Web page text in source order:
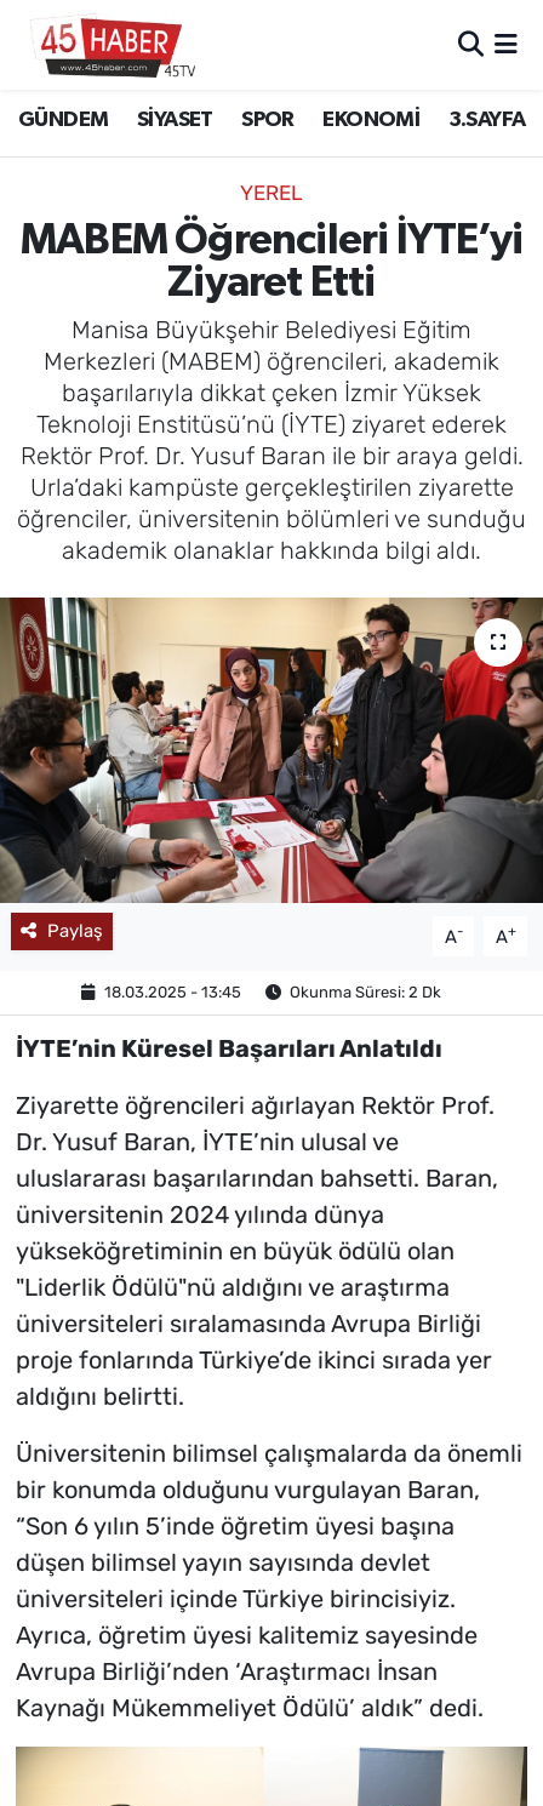
GÜNDEM SİYASET SPOR EKONOMİ 3.SAYFA
YEREL
MABEM Öğrencileri İYTE’yi
Ziyaret Etti
Manisa Büyükşehir Belediyesi Eğitim
Merkezleri (MABEM) öğrencileri, akademik
başarılarıyla dikkat çeken İzmir Yüksek
Teknoloji Enstitüsü’nü (İYTE) ziyaret ederek
Rektör Prof. Dr. Yusuf Baran ile bir araya geldi.
Urla’daki kampüste gerçekleştirilen ziyarette
öğrenciler, üniversitenin bölümleri ve sunduğu
akademik olanaklar hakkında bilgi aldı.
Paylaş A- A+
18.03.2025 - 13:45 Okunma Süresi: 2 Dk
İYTE’nin Küresel Başarıları Anlatıldı
Ziyarette öğrencileri ağırlayan Rektör Prof.
Dr. Yusuf Baran, İYTE’nin ulusal ve
uluslararası başarılarından bahsetti. Baran,
üniversitenin 2024 yılında dünya
yükseköğretiminin en büyük ödülü olan
"Liderlik Ödülü"nü aldığını ve araştırma
üniversiteleri sıralamasında Avrupa Birliği
proje fonlarında Türkiye’de ikinci sırada yer
aldığını belirtti.
Üniversitenin bilimsel çalışmalarda da önemli
bir konumda olduğunu vurgulayan Baran,
“Son 6 yılın 5’inde öğretim üyesi başına
düşen bilimsel yayın sayısında devlet
üniversiteleri içinde Türkiye birincisiyiz.
Ayrıca, öğretim üyesi kalitemiz sayesinde
Avrupa Birliği’nden ‘Araştırmacı İnsan
Kaynağı Mükemmeliyet Ödülü’ aldık” dedi.
SİYASET
3.SAYFA
EĞİTİM
SAĞLIK
YAŞAM
Manisa Hava Durumu
Manisa Namaz Vakitleri
Manisa Trafik Yoğunluk Haritası
Süper Lig Puan Durumu ve Fikstür
Tüm Manşetler
Son Dakika Haberleri
Haber Arşivi